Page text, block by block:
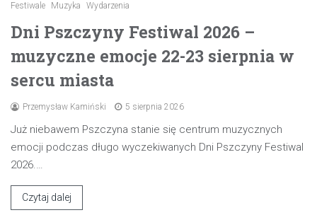
Festiwale Muzyka Wydarzenia
Dni Pszczyny Festiwal 2026 –
muzyczne emocje 22-23 sierpnia w
sercu miasta
Przemysław Kamiński 5 sierpnia 2026
Już niebawem Pszczyna stanie się centrum muzycznych
emocji podczas długo wyczekiwanych Dni Pszczyny Festiwal
2026.…
Czytaj dalej